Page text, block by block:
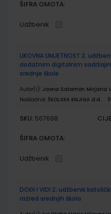
ŠIFRA OMOTA:
Udžbenik
LIKOVNA UMJETNOST 2;
dodatnim digitalnim
srednje škole
Autor(i): Jasna Salamon Mirjana
Nakladnik: ŠKOLSKA KNJIGA d.d.
SKU: 567698
ŠIFRA OMOTA:
Udžbenik
DOĐI I VIDI 2; udžbenik
razred srednjih škola